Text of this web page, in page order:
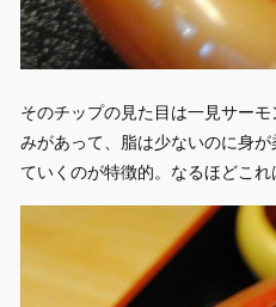
そのチップの見た目は一見サー
みがあって、脂は少ないのに身
ていくのが特徴的。なるほどこれ